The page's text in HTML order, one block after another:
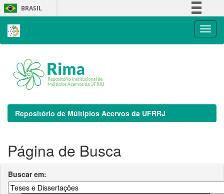
Skip
navigation
BRASIL
Repositório de Múltiplos Acervos da UFRRJ
Página de Busca
Buscar em: